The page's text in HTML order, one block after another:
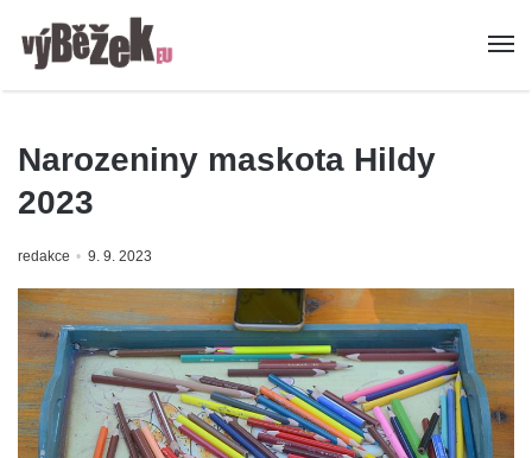
Narozeniny maskota Hildy
2023
redakce 9. 9. 2023